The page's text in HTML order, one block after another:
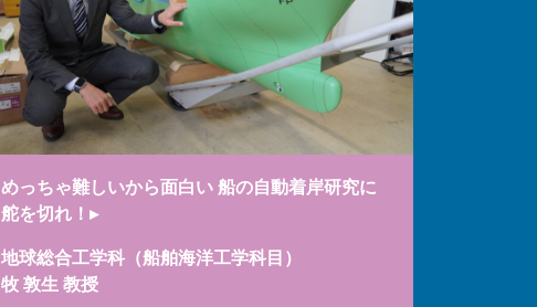
めっちゃ難しいから面白い 船の自動着岸研究に
舵を切れ！▸
地球総合工学科（船舶海洋工学科目）
牧 敦生 教授